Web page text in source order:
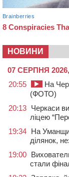
НОВИНИ
07 СЕРПНЯ
20:55
На
(ФОТО)
20:13 Черкаси
ліцею
19:34 На
ділянок,
19:00
стали